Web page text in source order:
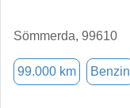
Sömmerda, 99610
99.000 km Benzin